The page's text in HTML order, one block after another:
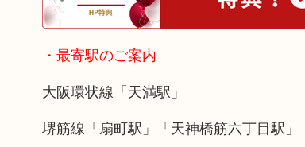
・最寄駅のご案内
大阪環状線「天満駅」
堺筋線「扇町駅」「天神橋筋六丁目駅」